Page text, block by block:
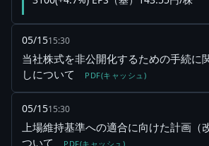
05/1515:30
当社株式を非公開化するための手続に
しについて
PDF(キャッシュ)
05/1515:30
上場維持基準への適合に向けた計画（
ついて
PDF(キャッシュ)